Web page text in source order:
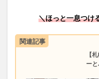
＼ほっと一息つけ
関連記事
【
ー